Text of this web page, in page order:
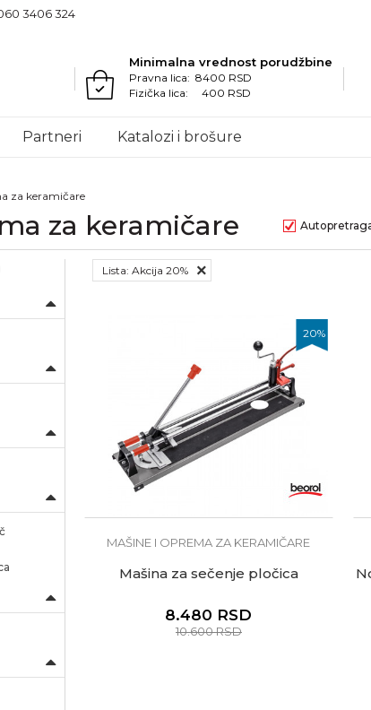
3406 324
Minimalna vrednost porudžbine
Pravna lica: 8400 RSD
Fizička lica: 400 RSD
Partneri Katalozi i brošure
za keramičare
za keramičare
Lista: Akcija 20%
20%
MAŠINE I OPREMA ZA KERAMIČARE
Mašina za sečenje pločica
8.480 RSD
10.600RSD